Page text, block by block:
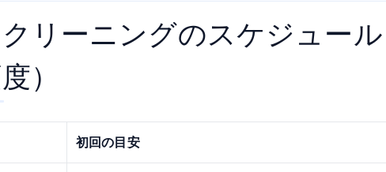
リーニングのスケジュー
）
初回の目安